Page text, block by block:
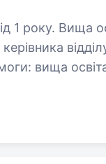
Вища освіта.
вища